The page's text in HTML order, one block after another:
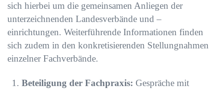
sich hierbei um die gemeinsamen Anliegen der
unterzeichnenden Landesverbände und –
einrichtungen. Weiterführende Informationen finden
sich zudem in den konkretisierenden Stellungnahmen
einzelner Fachverbände.
Beteiligung der Fachpraxis: Gespräche mit